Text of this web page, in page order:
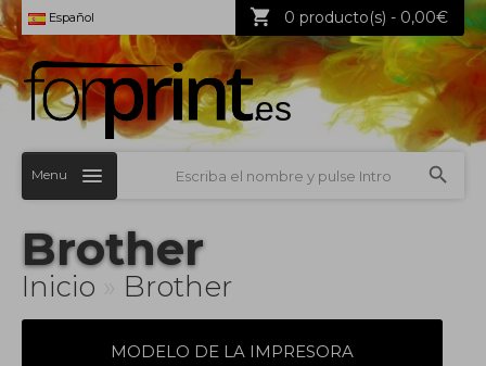
Español 0 producto(s) - 0,00€
Menu
Brother
Inicio Brother
MODELO DE LA IMPRESORA